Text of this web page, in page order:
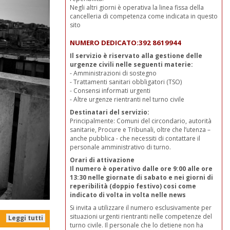
Leggi tutti
Negli altri giorni è operativa la linea fissa della
cancelleria di competenza come indicata in questo
sito
NUMERO DEDICATO:392 8619944
Il servizio è riservato alla gestione delle
urgenze civili nelle seguenti materie:
- Amministrazioni di sostegno
- Trattamenti sanitari obbligatori (TSO)
- Consensi informati urgenti
- Altre urgenze rientranti nel turno civile
Destinatari del servizio:
Principalmente: Comuni del circondario, autorità
sanitarie, Procure e Tribunali, oltre che l’utenza –
anche pubblica - che necessiti di contattare il
personale amministrativo di turno.
Orari di attivazione
Il numero è operativo dalle ore 9:00 alle ore
13:30 nelle giornate di sabato e nei giorni di
reperibilità (doppio festivo) cosi come
indicato di volta in volta nelle news
Si invita a utilizzare il numero esclusivamente per
situazioni urgenti rientranti nelle competenze del
turno civile. Il personale che lo detiene non ha